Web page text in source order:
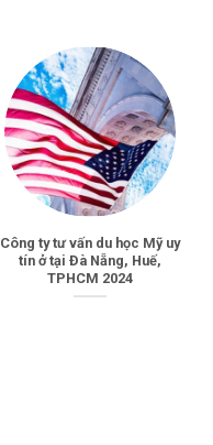
Công ty tư vấn du học Mỹ uy
tín ở tại Đà Nẵng, Huế,
TPHCM 2024